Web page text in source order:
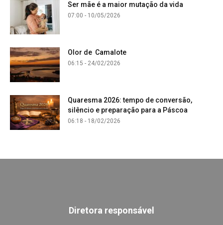
Ser mãe é a maior mutação da vida
07:00 - 10/05/2026
Olor de Camalote
06:15 - 24/02/2026
Quaresma 2026: tempo de conversão,
silêncio e preparação para a Páscoa
06:18 - 18/02/2026
Diretora responsável